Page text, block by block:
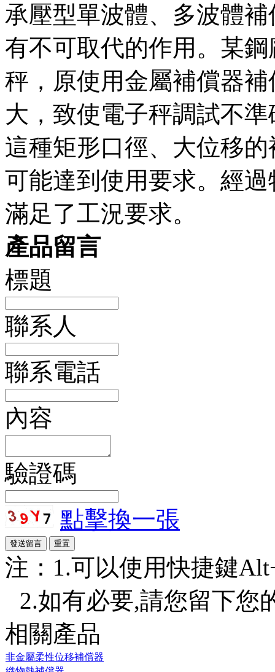
承壓型單波體、多波體
有不可取代的作用。某
秤，原使用金屬補償
大，致使電子秤調試不準
這種矩形口徑、大位移
可能達到使用要求。經
滿足了工況要求。
產品留言
標題
聯系人
聯系電話
內容
驗證碼
點擊換一張
注：1.可以使用快捷鍵
2.如有必要,請您留下您
相關產品
非金屬柔性位移補償器